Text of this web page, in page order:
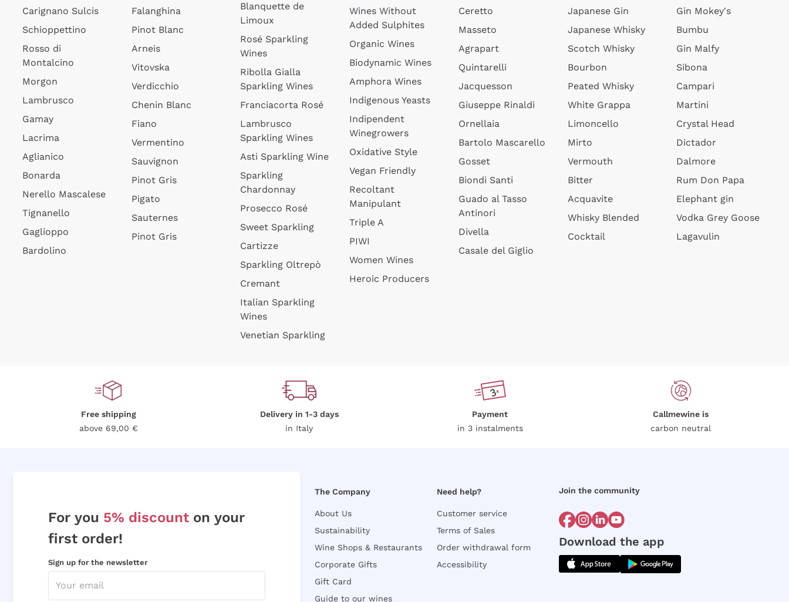
Carignano Sulcis
Schioppettino
Rosso di
Montalcino
Morgon
Lambrusco
Gamay
Lacrima
Aglianico
Bonarda
Nerello Mascalese
Tignanello
Gaglioppo
Bardolino
Falanghina
Pinot Blanc
Arneis
Vitovska
Verdicchio
Chenin Blanc
Fiano
Vermentino
Sauvignon
Pinot Gris
Pigato
Sauternes
Pinot Gris
Blanquette de
Limoux
Rosé Sparkling
Wines
Ribolla Gialla
Sparkling Wines
Franciacorta Rosé
Lambrusco
Sparkling Wines
Asti Sparkling Wine
Sparkling
Chardonnay
Prosecco Rosé
Sweet Sparkling
Cartizze
Sparkling Oltrepò
Cremant
Italian Sparkling
Wines
Venetian Sparkling
Wines Without
Added Sulphites
Organic Wines
Biodynamic Wines
Amphora Wines
Indigenous Yeasts
Indipendent
Winegrowers
Oxidative Style
Vegan Friendly
Recoltant
Manipulant
Triple A
PIWI
Women Wines
Heroic Producers
Ceretto
Masseto
Agrapart
Quintarelli
Jacquesson
Giuseppe Rinaldi
Ornellaia
Bartolo Mascarello
Gosset
Biondi Santi
Guado al Tasso
Antinori
Divella
Casale del Giglio
Japanese Gin
Japanese Whisky
Scotch Whisky
Bourbon
Peated Whisky
White Grappa
Limoncello
Mirto
Vermouth
Bitter
Acquavite
Whisky Blended
Cocktail
Gin Mokey's
Bumbu
Gin Malfy
Sibona
Campari
Martini
Crystal Head
Dictador
Dalmore
Rum Don Papa
Elephant gin
Vodka Grey Goose
Lagavulin
Free shipping
above 69,00 €
Delivery in 1-3 days
in Italy
Payment
in 3 instalments
Callmewine is
carbon neutral
For you 5% discount on your
first order!
Sign up for the newsletter
The Company
About Us
Sustainability
Wine Shops & Restaurants
Corporate Gifts
Gift Card
Guide to our wines
Need help?
Customer service
Terms of Sales
Order withdrawal form
Accessibility
Join the community
Download the app